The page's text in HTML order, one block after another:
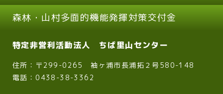
森林・山村多面的機能発揮対策交付金
特定非営利活動法人 ちば里山センター
住所：〒299-0265 袖ヶ浦市長浦拓２号580-148
電話：0438-38-3362